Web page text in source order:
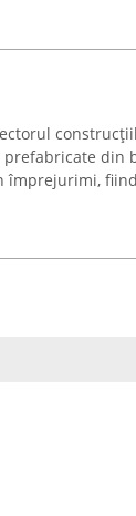
din
împrejurimi,